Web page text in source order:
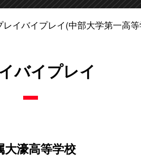
レイバイプレイ(中部大学第一高
バイプレイ
大濠高等学校